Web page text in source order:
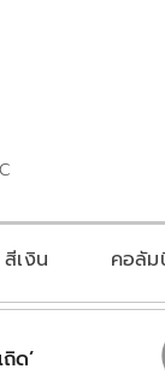
เงิน คอลั
ด’